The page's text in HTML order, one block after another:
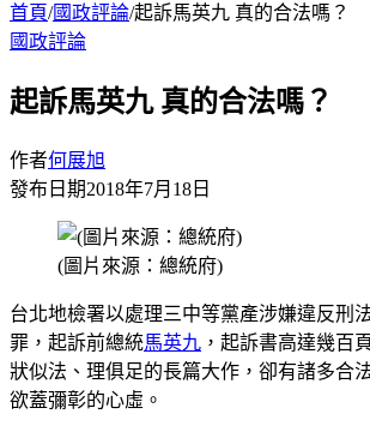
首頁/國政評論/起訴馬英九 真的合法嗎？
國政評論
起訴馬英九 真的合法嗎？
作者何展旭
發布日期2018年7月18日
(圖片來源：總統府)
台北地檢署以處理三中等黨產涉嫌違反刑
罪，起訴前總統馬英九 ，起訴書高達幾百
狀似法、理俱足的長篇大作，卻有諸多合
欲蓋彌彰的心虛。